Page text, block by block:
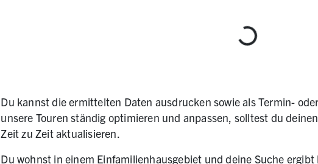
Lädt
Du kannst die ermittelten Daten ausdrucken sowie als Termin-
unsere Touren ständig optimieren und anpassen, solltest du
Zeit zu Zeit aktualisieren.
Du wohnst in einem Einfamilienhausgebiet und deine Suche ergibt